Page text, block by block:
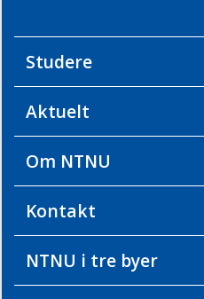
Studere
Aktuelt
Om NTNU
Kontakt
NTNU i tre byer